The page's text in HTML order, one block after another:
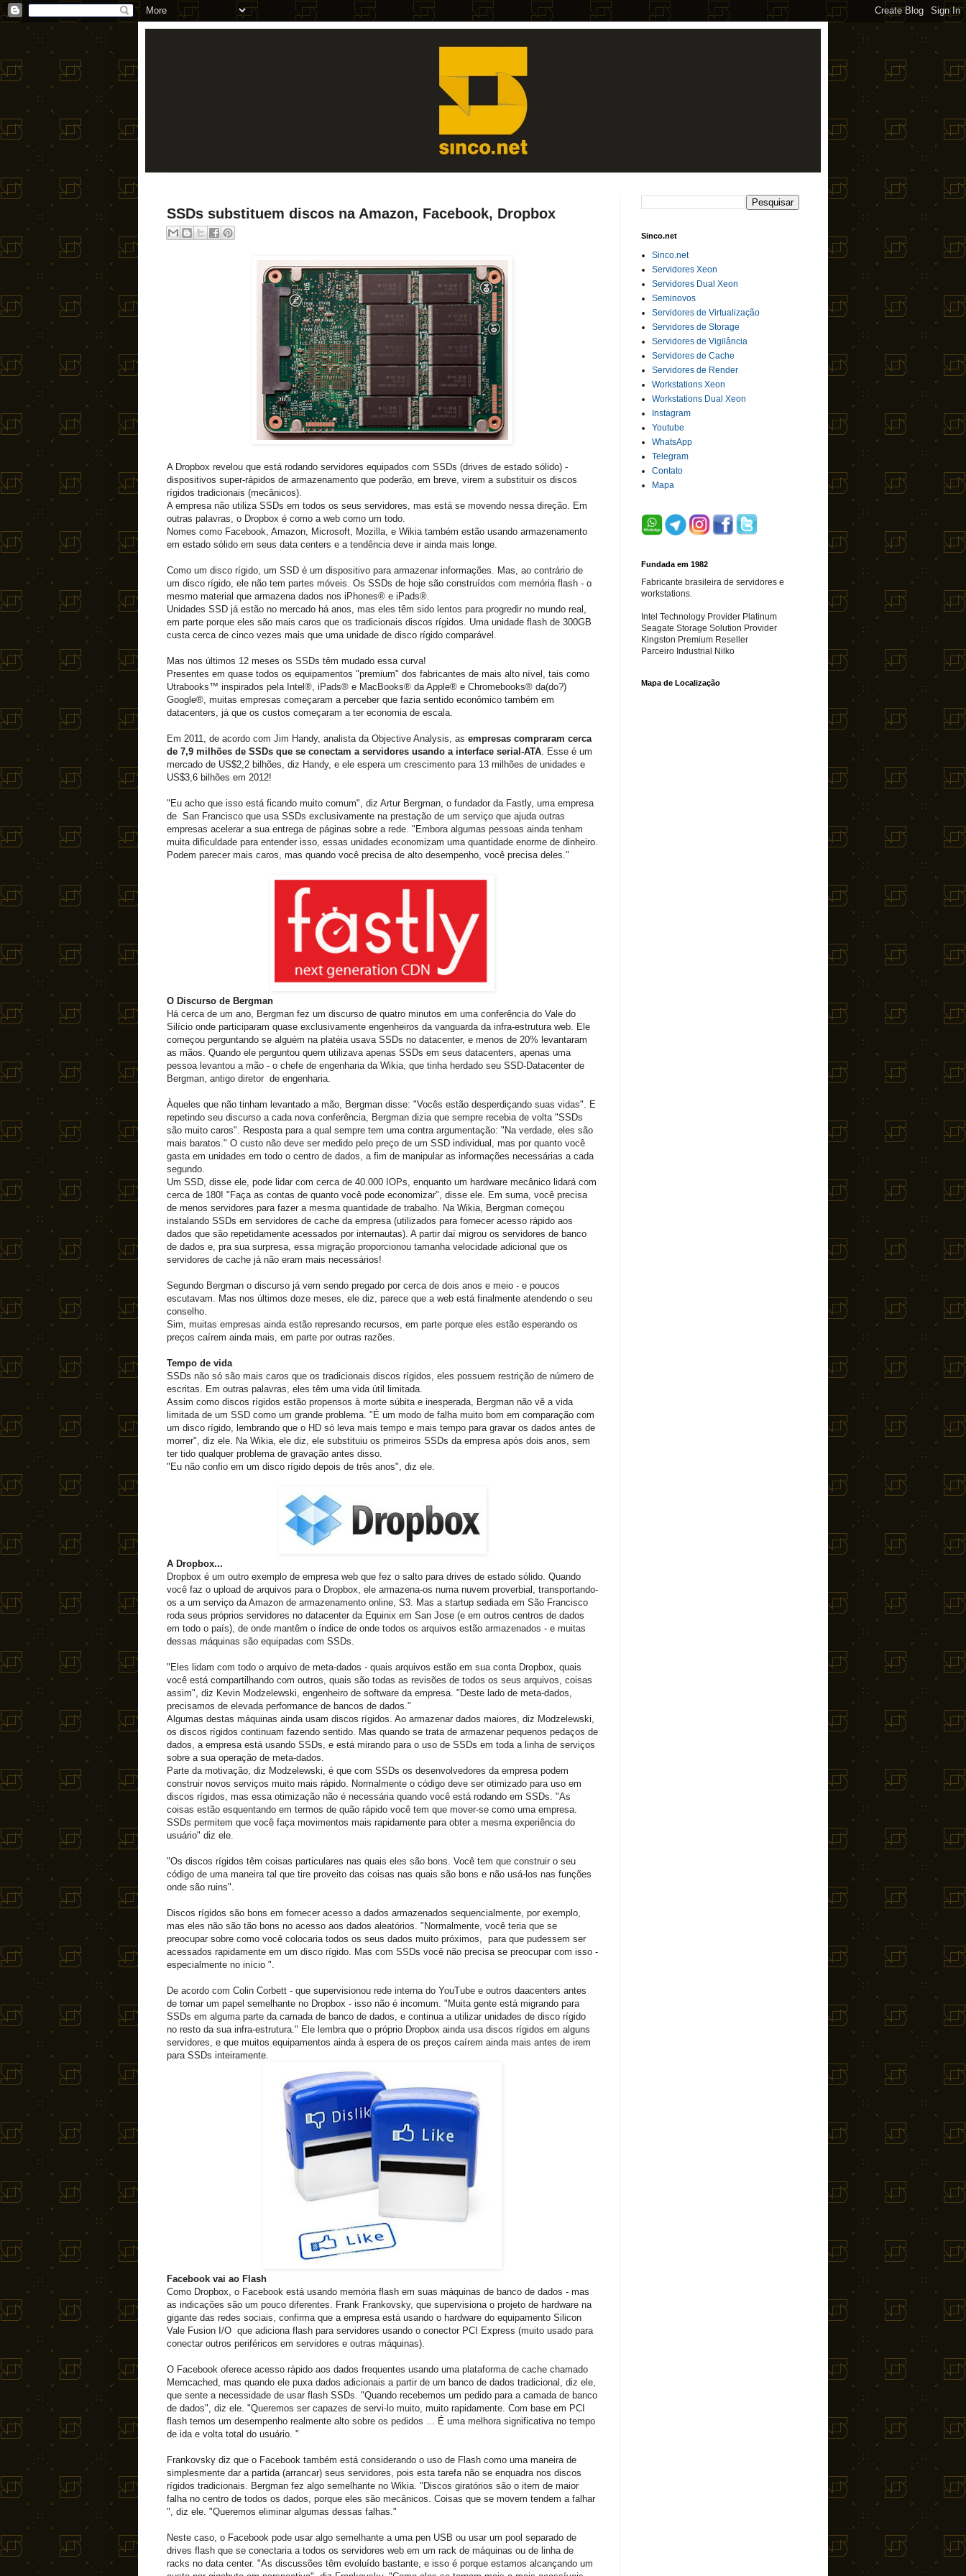
SSDs substituem discos na Amazon, Facebook, Dropbox
A Dropbox revelou que está rodando servidores equipados com SSDs (drives de estado sólido) -
dispositivos super-rápidos de armazenamento que poderão, em breve, virem a substituir os discos
rígidos tradicionais (mecânicos).
A empresa não utiliza SSDs em todos os seus servidores, mas está se movendo nessa direção. Em
outras palavras, o Dropbox é como a web como um todo.
Nomes como Facebook, Amazon, Microsoft, Mozilla, e Wikia também estão usando armazenamento
em estado sólido em seus data centers e a tendência deve ir ainda mais longe.
Como um disco rígido, um SSD é um dispositivo para armazenar informações. Mas, ao contrário de
um disco rígido, ele não tem partes móveis. Os SSDs de hoje são construídos com memória flash - o
mesmo material que armazena dados nos iPhones® e iPads®.
Unidades SSD já estão no mercado há anos, mas eles têm sido lentos para progredir no mundo real,
em parte porque eles são mais caros que os tradicionais discos rígidos. Uma unidade flash de 300GB
custa cerca de cinco vezes mais que uma unidade de disco rígido comparável.
Mas nos últimos 12 meses os SSDs têm mudado essa curva!
Presentes em quase todos os equipamentos "premium" dos fabricantes de mais alto nível, tais como
Utrabooks™ inspirados pela Intel®, iPads® e MacBooks® da Apple® e Chromebooks® da(do?)
Google®, muitas empresas começaram a perceber que fazia sentido econômico também em
datacenters, já que os custos começaram a ter economia de escala.
Em 2011, de acordo com Jim Handy, analista da Objective Analysis, as empresas compraram cerca
de 7,9 milhões de SSDs que se conectam a servidores usando a interface serial-ATA . Esse é um
mercado de US$2,2 bilhões, diz Handy, e ele espera um crescimento para 13 milhões de unidades e
US$3,6 bilhões em 2012!
"Eu acho que isso está ficando muito comum", diz Artur Bergman, o fundador da Fastly, uma empresa
de San Francisco que usa SSDs exclusivamente na prestação de um serviço que ajuda outras
empresas acelerar a sua entrega de páginas sobre a rede. "Embora algumas pessoas ainda tenham
muita dificuldade para entender isso, essas unidades economizam uma quantidade enorme de dinheiro.
Podem parecer mais caros, mas quando você precisa de alto desempenho, você precisa deles."
O Discurso de Bergman
Há cerca de um ano, Bergman fez um discurso de quatro minutos em uma conferência do Vale do
Silício onde participaram quase exclusivamente engenheiros da vanguarda da infra-estrutura web. Ele
começou perguntando se alguém na platéia usava SSDs no datacenter, e menos de 20% levantaram
as mãos. Quando ele perguntou quem utilizava apenas SSDs em seus datacenters, apenas uma
pessoa levantou a mão - o chefe de engenharia da Wikia, que tinha herdado seu SSD-Datacenter de
Bergman, antigo diretor de engenharia.
Àqueles que não tinham levantado a mão, Bergman disse: "Vocês estão desperdiçando suas vidas". E
repetindo seu discurso a cada nova conferência, Bergman dizia que sempre recebia de volta "SSDs
são muito caros". Resposta para a qual sempre tem uma contra argumentação: "Na verdade, eles são
mais baratos." O custo não deve ser medido pelo preço de um SSD individual, mas por quanto você
gasta em unidades em todo o centro de dados, a fim de manipular as informações necessárias a cada
segundo.
Um SSD, disse ele, pode lidar com cerca de 40.000 IOPs, enquanto um hardware mecânico lidará com
cerca de 180! "Faça as contas de quanto você pode economizar", disse ele. Em suma, você precisa
de menos servidores para fazer a mesma quantidade de trabalho. Na Wikia, Bergman começou
instalando SSDs em servidores de cache da empresa (utilizados para fornecer acesso rápido aos
dados que são repetidamente acessados ​​por internautas). A partir daí migrou os servidores de banco
de dados e, pra sua surpresa, essa migração proporcionou tamanha velocidade adicional que os
servidores de cache já não eram mais necessários!
Segundo Bergman o discurso já vem sendo pregado por cerca de dois anos e meio - e poucos
escutavam. Mas nos últimos doze meses, ele diz, parece que a web está finalmente atendendo o seu
conselho.
Sim, muitas empresas ainda estão represando recursos, em parte porque eles estão esperando os
preços caírem ainda mais, em parte por outras razões.
Tempo de vida
SSDs não só são mais caros que os tradicionais discos rígidos, eles possuem restrição de número de
escritas. Em outras palavras, eles têm uma vida útil limitada.
Assim como discos rígidos estão propensos à morte súbita e inesperada, Bergman não vê a vida
limitada de um SSD como um grande problema. "É um modo de falha muito bom em comparação com
um disco rígido, lembrando que o HD só leva mais tempo e mais tempo para gravar os dados antes de
morrer", diz ele. Na Wikia, ele diz, ele substituiu os primeiros SSDs da empresa após dois anos, sem
ter tido qualquer problema de gravação antes disso.
"Eu não confio em um disco rígido depois de três anos", diz ele.
A Dropbox...
Dropbox é um outro exemplo de empresa web que fez o salto para drives de estado sólido. Quando
você faz o upload de arquivos para o Dropbox, ele armazena-os numa nuvem proverbial, transportando-
os a um serviço da Amazon de armazenamento online, S3. Mas a startup sediada em São Francisco
roda seus próprios servidores no datacenter da Equinix em San Jose (e em outros centros de dados
em todo o país), de onde mantêm o índice de onde todos os arquivos estão armazenados - e muitas
dessas máquinas são equipadas com SSDs.
"Eles lidam com todo o arquivo de meta-dados - quais arquivos estão em sua conta Dropbox, quais
você está compartilhando com outros, quais são todas as revisões de todos os seus arquivos, coisas
assim", diz Kevin Modzelewski, engenheiro de software da empresa. "Deste lado de meta-dados,
precisamos de elevada performance de bancos de dados."
Algumas destas máquinas ainda usam discos rígidos. Ao armazenar dados maiores, diz Modzelewski,
os discos rígidos continuam fazendo sentido. Mas quando se trata de armazenar pequenos pedaços de
dados, a empresa está usando SSDs, e está mirando para o uso de SSDs em toda a linha de serviços
sobre a sua operação de meta-dados.
Parte da motivação, diz Modzelewski, é que com SSDs os desenvolvedores da empresa podem
construir novos serviços muito mais rápido. Normalmente o código deve ser otimizado para uso em
discos rígidos, mas essa otimização não é necessária quando você está rodando em SSDs. "As
coisas estão esquentando em termos de quão rápido você tem que mover-se como uma empresa.
SSDs permitem que você faça movimentos mais rapidamente para obter a mesma experiência do
usuário" diz ele.
"Os discos rígidos têm coisas particulares nas quais eles são bons. Você tem que construir o seu
código de uma maneira tal que tire proveito das coisas nas quais são bons e não usá-los nas funções
onde são ruins".
Discos rígidos são bons em fornecer acesso a dados armazenados sequencialmente, por exemplo,
mas eles não são tão bons no acesso aos dados aleatórios. "Normalmente, você teria que se
preocupar sobre como você colocaria todos os seus dados muito próximos, para que pudessem ser
acessados rapidamente em um disco rígido. Mas com SSDs você não precisa se preocupar com isso -
especialmente no início ".
De acordo com Colin Corbett - que supervisionou rede interna do YouTube e outros daacenters antes
de tomar um papel semelhante no Dropbox - isso não é incomum. "Muita gente está migrando para
SSDs em alguma parte da camada de banco de dados, e continua a utilizar unidades de disco rígido
no resto da sua infra-estrutura." Ele lembra que o próprio Dropbox ainda usa discos rígidos em alguns
servidores, e que muitos equipamentos ainda à espera de os preços caírem ainda mais antes de irem
para SSDs inteiramente.
Facebook vai ao Flash
Como Dropbox, o Facebook está usando memória flash em suas máquinas de banco de dados - mas
as indicações são um pouco diferentes. Frank Frankovsky, que supervisiona o projeto de hardware na
gigante das redes sociais, confirma que a empresa está usando o hardware do equipamento Silicon
Vale Fusion I/O que adiciona flash para servidores usando o conector PCI Express (muito usado para
conectar outros periféricos em servidores e outras máquinas).
O Facebook oferece acesso rápido aos ​​dados frequentes usando uma plataforma de cache chamado
Memcached, mas quando ele puxa dados adicionais a partir de um banco de dados tradicional, diz ele,
que sente a necessidade de usar flash SSDs. "Quando recebemos um pedido para a camada de banco
de dados", diz ele. "Queremos ser capazes de servi-lo muito, muito rapidamente. Com base em PCI
flash temos um desempenho realmente alto sobre os pedidos ... É uma melhora significativa no tempo
de ida e volta total do usuário. "
Frankovsky diz que o Facebook também está considerando o uso de Flash como uma maneira de
simplesmente dar a partida (arrancar) seus servidores, pois esta tarefa não se enquadra nos discos
rígidos tradicionais. Bergman fez algo semelhante no Wikia. "Discos giratórios são o item de maior
falha no centro de todos os dados, porque eles são mecânicos. Coisas que se movem tendem a falhar
", diz ele. "Queremos eliminar algumas dessas falhas."
Neste caso, o Facebook pode usar algo semelhante a uma pen USB ou usar um pool separado de
drives flash que se conectaria a todos os servidores web em um rack de máquinas ou de linha de
racks no data center. "As discussões têm evoluído bastante, e isso é porque estamos alcançando um
Sinco.net
Sinco.net
Servidores Xeon
Servidores Dual Xeon
Seminovos
Servidores de Virtualização
Servidores de Storage
Servidores de Vigilância
Servidores de Cache
Servidores de Render
Workstations Xeon
Workstations Dual Xeon
Instagram
Youtube
WhatsApp
Telegram
Contato
Mapa
Fundada em 1982
Fabricante brasileira de servidores e
workstations.
Intel Technology Provider Platinum
Seagate Storage Solution Provider
Kingston Premium Reseller
Parceiro Industrial Nilko
Mapa de Localização